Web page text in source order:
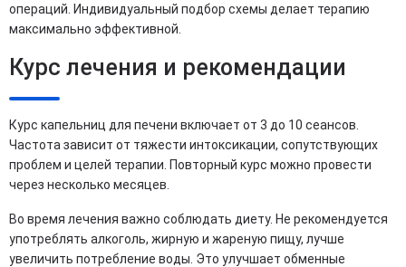
операций. Индивидуальный подбор схемы делает терапию
максимально эффективной.
Курс лечения и рекомендации
Курс капельниц для печени включает от 3 до 10 сеансов.
Частота зависит от тяжести интоксикации, сопутствующих
проблем и целей терапии. Повторный курс можно провести
через несколько месяцев.
Во время лечения важно соблюдать диету. Не рекомендуется
употреблять алкоголь, жирную и жареную пищу, лучше
увеличить потребление воды. Это улучшает обменные